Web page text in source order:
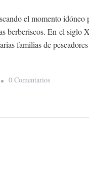
el momento idóneo
berberiscos. En el
familias de
0 ComentariosEn